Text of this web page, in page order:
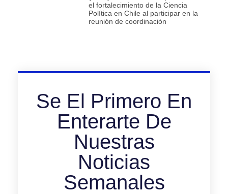
el fortalecimiento de la Ciencia
Política en Chile al participar en la
reunión de coordinación
Se El Primero En
Enterarte De
Nuestras
Noticias
Semanales